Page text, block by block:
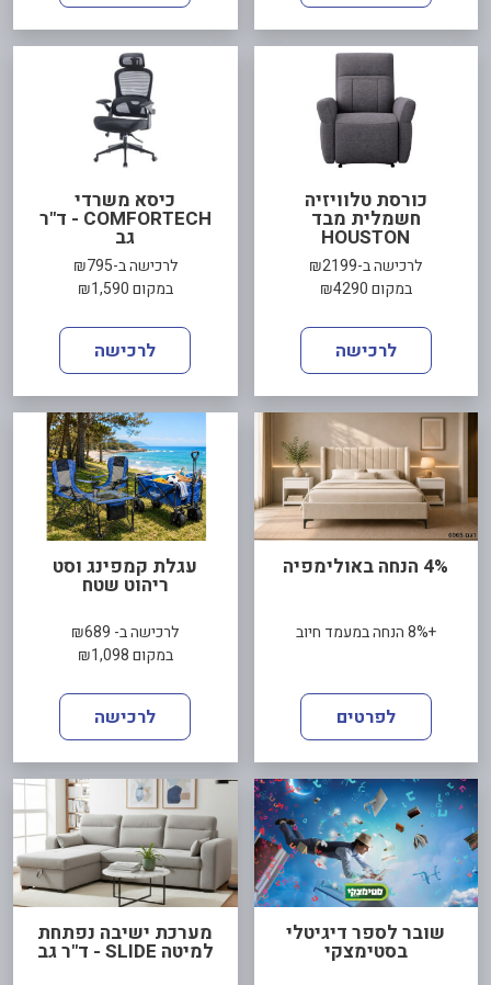
כורסת טלוויזיה
חשמלית מבד
HOUSTON
לרכישה ב-₪2199
במקום ₪4290
לרכישה
כיסא משרדי
COMFORTECH - ד"ר
גב
לרכישה ב-₪795
במקום ₪1,590
לרכישה
4% הנחה באולימפיה
+8% הנחה במעמד חיוב
לפרטים
עגלת קמפינג וסט
ריהוט שטח
לרכישה ב- ₪689
במקום ₪1,098
לרכישה
שובר לספר דיגיטלי
בסטימצקי
מערכת ישיבה נפתחת
למיטה SLIDE - ד"ר גב